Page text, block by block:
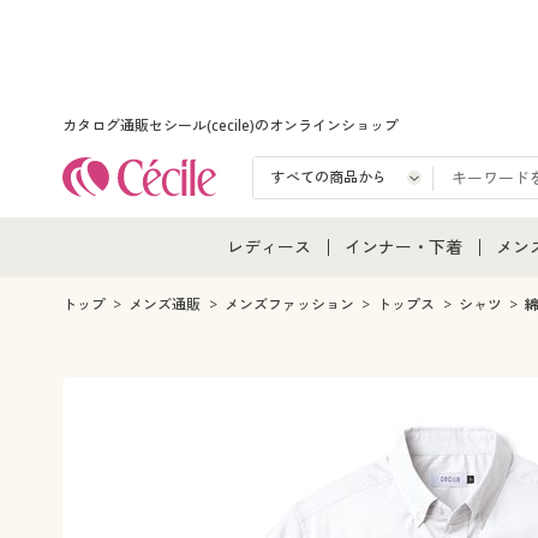
カタログ通販セシール(cecile)のオンラインショップ
レディース
レディース通販すべて
インナー・下着
インナー・下着通販すべ
ジュニア・ティーンズ下
メン
メン
トップ メンズ通販 メンズファッション トップス シャツ